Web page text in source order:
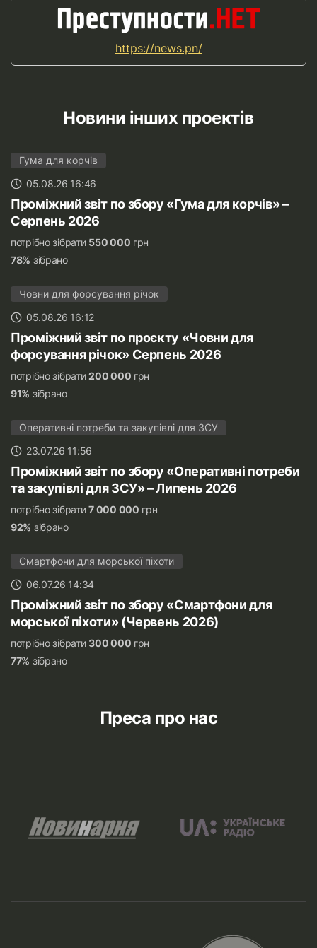
https://news.pn/
Новини інших проектів
Гума для корчів
05.08.26 16:46
Проміжний звіт по збору «Гума для корчів» –
Серпень 2026
потрібно зібрати 550 000 грн
78% зібрано
Човни для форсування річок
05.08.26 16:12
Проміжний звіт по проєкту «Човни для
форсування річок» Серпень 2026
потрібно зібрати200 000 грн
91% зібрано
Оперативні потреби та закупівлі для ЗСУ
23.07.26 11:56
Проміжний звіт по збору «Оперативні потреби
та закупівлі для ЗСУ» – Липень 2026
потрібно зібрати7 000 000 грн
92% зібрано
Смартфони для морської піхоти
06.07.26 14:34
Проміжний звіт по збору «Смартфони для
морської піхоти» (Червень 2026)
потрібно зібрати300 000 грн
77% зібрано
Преса про нас